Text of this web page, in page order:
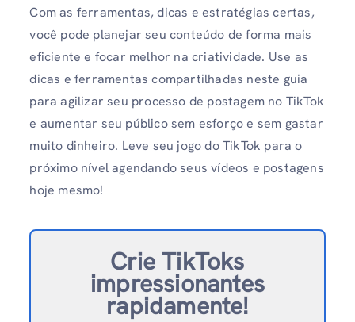
Com as ferramentas, dicas e estratégias certas,
você pode planejar seu conteúdo de forma mais
eficiente e focar melhor na criatividade. Use as
dicas e ferramentas compartilhadas neste guia
para agilizar seu processo de postagem no TikTok
e aumentar seu público sem esforço e sem gastar
muito dinheiro. Leve seu jogo do TikTok para o
próximo nível agendando seus vídeos e postagens
hoje mesmo!
Crie TikToks
impressionantes
rapidamente!